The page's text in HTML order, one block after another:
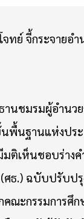
ทย์ จี้กระจายอ
ผู้อำนวยการ
พื้นฐานแห่งปร
เห็นชอบร่าง
ธ.) ฉบับปรับป
ณะกรรมการศึ